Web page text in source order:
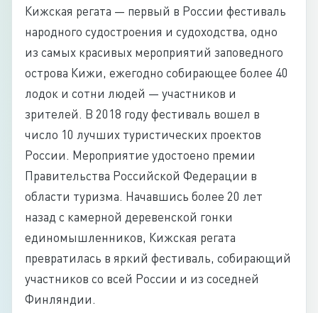
Кижская регата — первый в России фестиваль
народного судостроения и судоходства, одно
из самых красивых мероприятий заповедного
острова Кижи, ежегодно собирающее более 40
лодок и сотни людей — участников и
зрителей. В 2018 году фестиваль вошел в
число 10 лучших туристических проектов
России. Мероприятие удостоено премии
Правительства Российской Федерации в
области туризма. Начавшись более 20 лет
назад с камерной деревенской гонки
единомышленников, Кижская регата
превратилась в яркий фестиваль, собирающий
участников со всей России и из соседней
Финляндии.